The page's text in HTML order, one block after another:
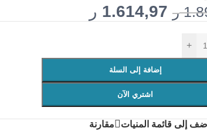
ر 1.614,97 ر
+
إضافة إلى السلة
اشتري الآن
أضف إلى قائمة المنيات مقارنة